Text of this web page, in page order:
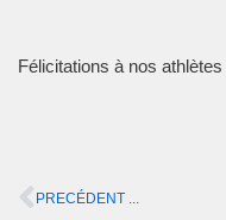
Félicitations à nos
PRECÉDENT ...